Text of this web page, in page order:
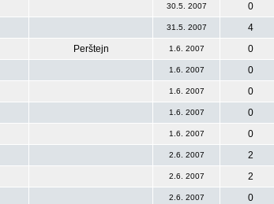
30.5. 2007
0
31.5. 2007
4
Perštejn 1.6. 2007
0
1.6. 2007
0
1.6. 2007
0
1.6. 2007
0
1.6. 2007
0
2.6. 2007
2
2.6. 2007
2
2.6. 2007
0